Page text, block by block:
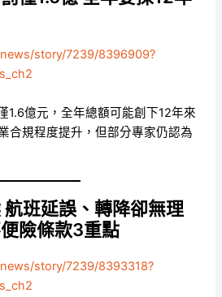
story/7239/8396909?
1.6億元，全年總額可能創下12年來
合規程度提升，但部分專家仍認為
班延誤、轉降卻無理
險條款3重點
story/7239/8393318?